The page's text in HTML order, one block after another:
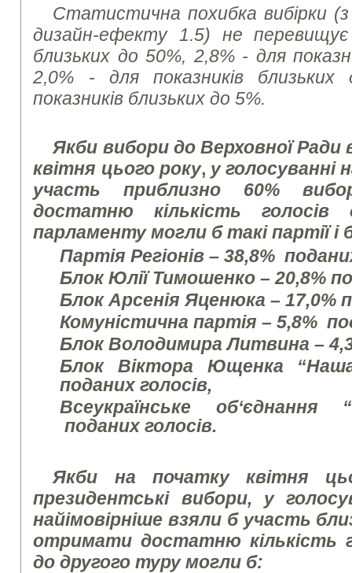
Статистична похибка вибірки (з
дизайн-ефекту 1.5) не перевищує
близьких до 50%, 2,8% - для
2,0% - для показників
показників близьких до 5%.
Якби вибори до Верховної Ради
квітня цього року, у голосуванні
участь приблизно 60%
достатню кількість
парламенту могли б такі партії і
Партія Регіонів – 38,8%
Блок Юлії Тимошенко – 20,8%
Блок Арсенія Яценюка – 17,0%
Комуністична партія – 5,8%
Блок Володимира Литвина –
Блок Віктора Ющенка
поданих голосів,
Всеукраїнське
поданих голосів.
Якби на початку квітня
президентські вибори, у
найімовірніше взяли б участь
отримати достатню кількість
до другого туру могли б: